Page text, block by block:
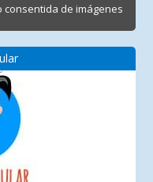
de imágenes